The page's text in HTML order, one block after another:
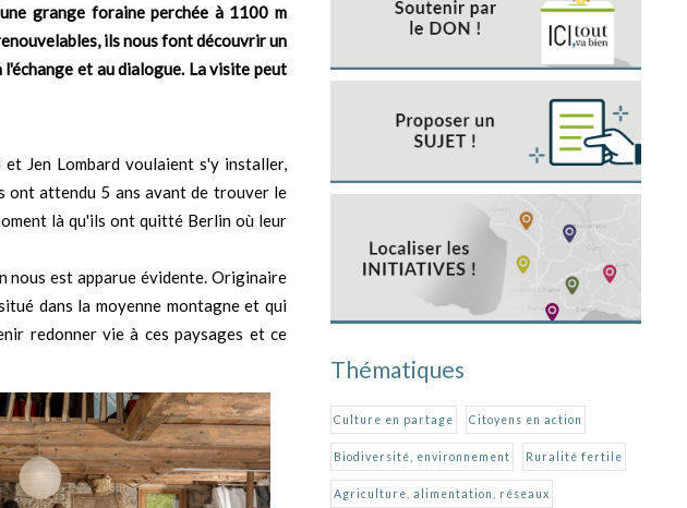
Thématiques
Culture en partage Citoyens en action
Biodiversité, environnement Ruralité fertile
Agriculture, alimentation, réseaux
grange foraine perchée à 1100 m
ils nous font découvrir un
et au dialogue. La visite peut
Jen Lombard voulaient s'y installer,
ont attendu 5 ans avant de trouver le
là qu'ils ont quitté Berlin où leur
nous est apparue évidente. Originaire
dans la moyenne montagne et qui
redonner vie à ces paysages et ce